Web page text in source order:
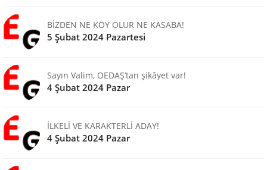
BİZDEN NE KÖY OLUR NE KASABA!
5 Şubat 2024 Pazartesi
Sayın Valim, OEDAŞ’tan şikâyet var!
4 Şubat 2024 Pazar
İLKELİ VE KARAKTERLİ ADAY!
4 Şubat 2024 Pazar